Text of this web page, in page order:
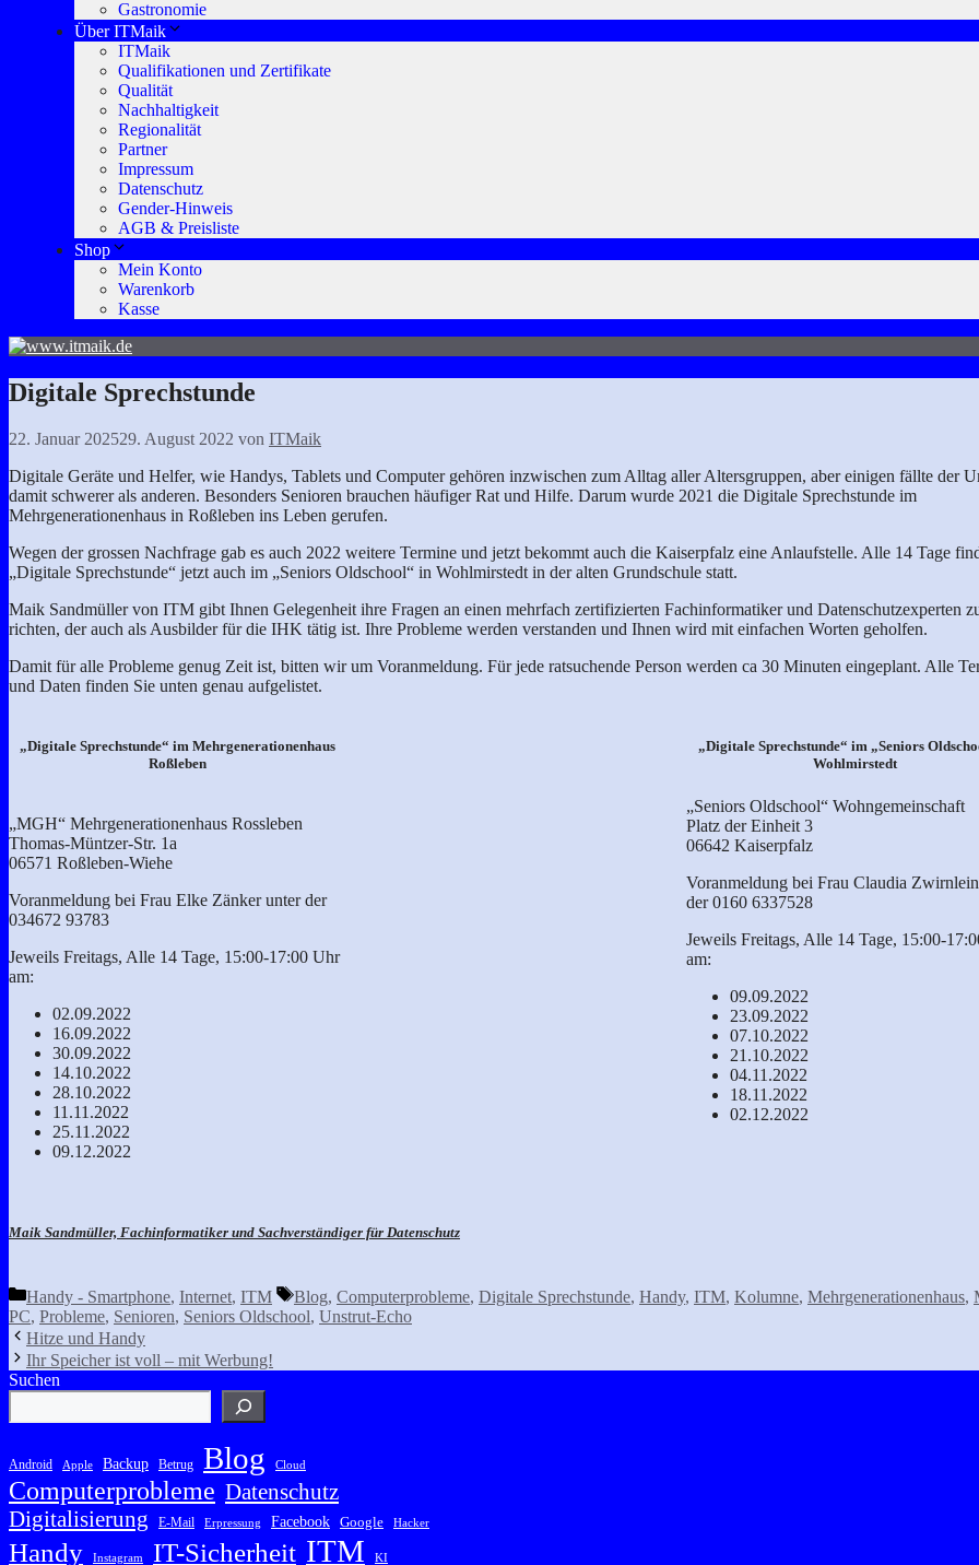
Gastronomie
Über ITMaik
ITMaik
Qualifikationen und Zertifikate
Qualität
Nachhaltigkeit
Regionalität
Partner
Impressum
Datenschutz
Gender-Hinweis
AGB & Preisliste
Shop
Mein Konto
Warenkorb
Kasse
Digitale Sprechstunde
22. Januar 202529. August 2022 von ITMaik
Digitale Geräte und Helfer, wie Handys, Tablets und Computer gehören inzwischen zum Alltag aller Altersgruppen, aber einigen fällte der
damit schwerer als anderen. Besonders Senioren brauchen häufiger Rat und Hilfe. Darum wurde 2021 die Digitale Sprechstunde im
Mehrgenerationenhaus in Roßleben ins Leben gerufen.
Wegen der grossen Nachfrage gab es auch 2022 weitere Termine und jetzt bekommt auch die Kaiserpfalz eine Anlaufstelle. Alle 14 Tage
„Digitale Sprechstunde“ jetzt auch im „Seniors Oldschool“ in Wohlmirstedt in der alten Grundschule statt.
Maik Sandmüller von ITM gibt Ihnen Gelegenheit ihre Fragen an einen mehrfach zertifizierten Fachinformatiker und Datenschutzexperten
richten, der auch als Ausbilder für die IHK tätig ist. Ihre Probleme werden verstanden und Ihnen wird mit einfachen Worten geholfen.
Damit für alle Probleme genug Zeit ist, bitten wir um Voranmeldung. Für jede ratsuchende Person werden ca 30 Minuten eingeplant. Alle
und Daten finden Sie unten genau aufgelistet.
„Digitale Sprechstunde“ im Mehrgenerationenhaus
Roßleben
„MGH“ Mehrgenerationenhaus Rossleben
Thomas-Müntzer-Str. 1a
06571 Roßleben-Wiehe
Voranmeldung bei Frau Elke Zänker unter der
034672 93783
Jeweils Freitags, Alle 14 Tage, 15:00-17:00 Uhr
am:
02.09.2022
16.09.2022
30.09.2022
14.10.2022
28.10.2022
11.11.2022
25.11.2022
09.12.2022
„Digitale Sprechstunde“ im „Seniors
Wohlmirstedt
„Seniors Oldschool“ Wohngemeinschaft
Platz der Einheit 3
06642 Kaiserpfalz
Voranmeldung bei Frau Claudia
der 0160 6337528
Jeweils Freitags, Alle 14 Tage, 15:00-
am:
09.09.2022
23.09.2022
07.10.2022
21.10.2022
04.11.2022
18.11.2022
02.12.2022
Maik Sandmüller, Fachinformatiker und Sachverständiger für Datenschutz
Kategorien
Handy - Smartphone, Internet, ITM Schlagwörter
Blog, Computerprobleme, Digitale Sprechstunde, Handy, ITM, Kolumne, Mehrgenerationenhaus,
PC, Probleme, Senioren, Seniors Oldschool, Unstrut-Echo
Hitze und Handy
Ihr Speicher ist voll – mit Werbung!
Suchen
Android Apple Backup Betrug Blog Cloud
Computerprobleme Datenschutz
Digitalisierung
E-Mail Erpressung Facebook Google Hacker
Handy Instagram IT-Sicherheit ITM KI